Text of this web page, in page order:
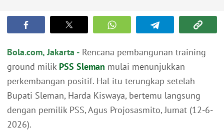
Bola.com, Jakarta - Rencana pembangunan training
ground milik PSS Sleman mulai menunjukkan
perkembangan positif. Hal itu terungkap setelah
Bupati Sleman, Harda Kiswaya, bertemu langsung
dengan pemilik PSS, Agus Projosasmito, Jumat (12-6-
2026).